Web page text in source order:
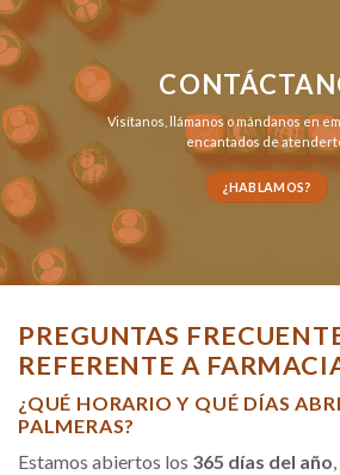
Visítanos, llámanosomándanos en
encantados de
¿HABLAMOS?
PREGUNTAS
REFERENTE A
¿QUÉ HORARIO Y QUÉ DÍAS
PALMERAS?
Estamos abiertos los 365 días del año